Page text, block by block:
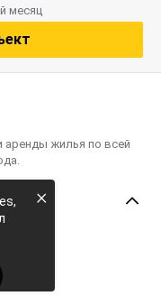
месяц
аренды жилья по всей
×